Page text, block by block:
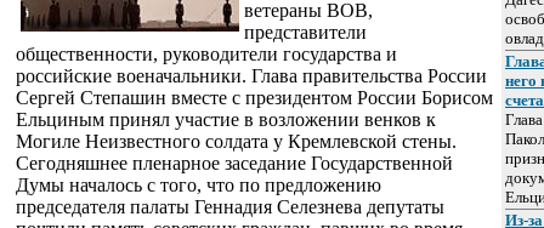
ветераны ВОВ,
представители
общественности, руководители государства и
российские военачальники. Глава правительства России
Сергей Степашин вместе с президентом России Борисом
Ельциным принял участие в возложении венков к
Могиле Неизвестного солдата у Кремлевской стены.
Сегодняшнее пленарное заседание Государственной
Думы началось с того, что по предложению
председателя палаты Геннадия Селезнева депутаты
него
Из-